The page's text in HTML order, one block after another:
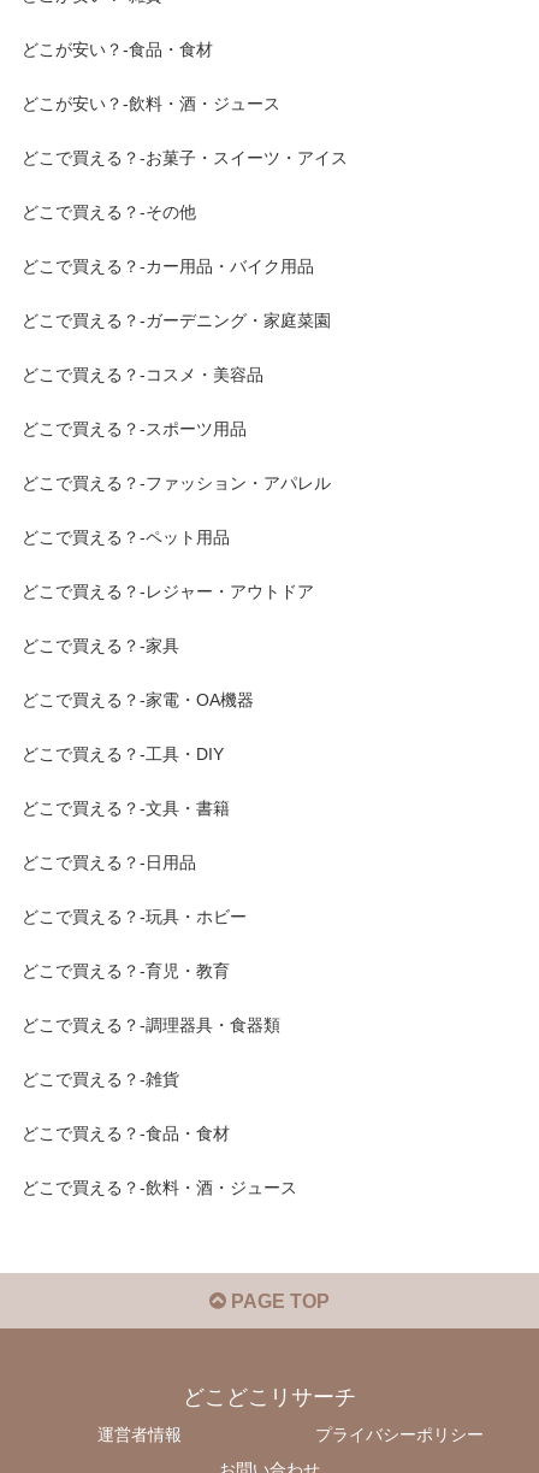
どこが安い？-食品・食材
どこが安い？-飲料・酒・ジュース
どこで買える？-お菓子・スイーツ・アイス
どこで買える？-その他
どこで買える？-カー用品・バイク用品
どこで買える？-ガーデニング・家庭菜園
どこで買える？-コスメ・美容品
どこで買える？-スポーツ用品
どこで買える？-ファッション・アパレル
どこで買える？-ペット用品
どこで買える？-レジャー・アウトドア
どこで買える？-家具
どこで買える？-家電・OA機器
どこで買える？-工具・DIY
どこで買える？-文具・書籍
どこで買える？-日用品
どこで買える？-玩具・ホビー
どこで買える？-育児・教育
どこで買える？-調理器具・食器類
どこで買える？-雑貨
どこで買える？-食品・食材
どこで買える？-飲料・酒・ジュース
PAGE TOP
どこどこリサーチ
運営者情報
プライバシーポリシー